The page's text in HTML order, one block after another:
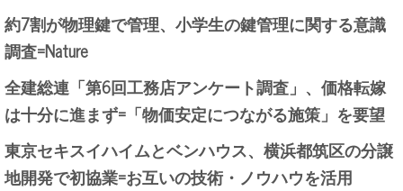
約7割が物理鍵で管理、小学生の鍵管理に関する意識
調査=Nature
全建総連「第6回工務店アンケート調査」、価格転嫁
は十分に進まず=「物価安定につながる施策」を要望
東京セキスイハイムとベンハウス、横浜都筑区の分譲
地開発で初協業=お互いの技術・ノウハウを活用